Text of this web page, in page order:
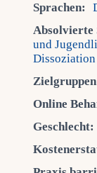
Sprachen:
Absolvierte
und
Dissoziation
Online
Geschlecht: